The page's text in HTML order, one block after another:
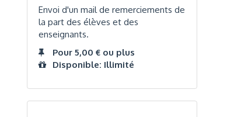
Envoi d'un mail de remerciements de
la part des élèves et des
enseignants.
Pour 5,00 € ou plus
Disponible: Illimité